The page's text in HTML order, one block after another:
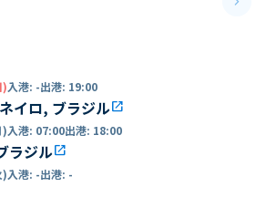
)入港: -出港: 19:00
イロ, ブラジルopen_in_new
)入港: 07:00出港: 18:00
ラジルopen_in_new
)入港: -出港: -